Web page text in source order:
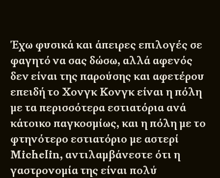
Έχω φυσικά και άπειρες επιλογές σε
φαγητό να σας δώσω, αλλά αφενός
δεν είναι της παρούσης και αφετέρου
επειδή το Χονγκ Κονγκ είναι η πόλη
με τα περισσότερα εστιατόρια ανά
κάτοικο παγκοσμίως, και η πόλη με το
φτηνότερο εστιατόριο με αστερί
Michelin, αντιλαμβάνεστε ότι η
γαστρονομία της είναι πολύ